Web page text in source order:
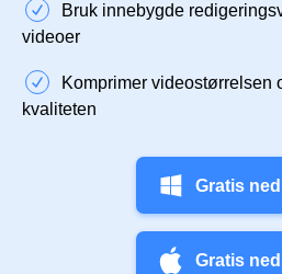
Bruk innebygde
videoer
Komprimer videostørrelsen
kvaliteten
Gratis
Gratis